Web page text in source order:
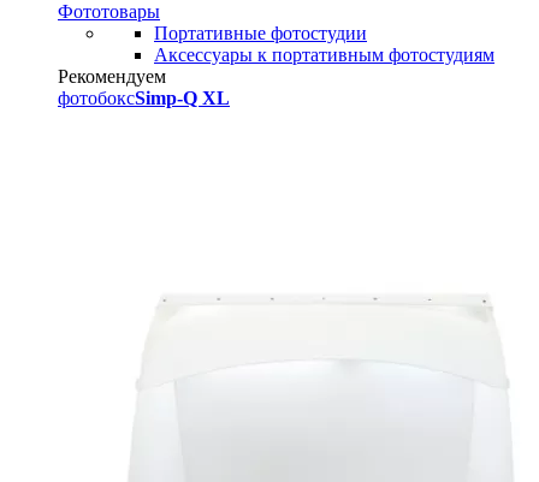
Фототовары
Портативные фотостудии
Аксессуары к портативным фотостудиям
Рекомендуем
фотобоксSimp-Q XL